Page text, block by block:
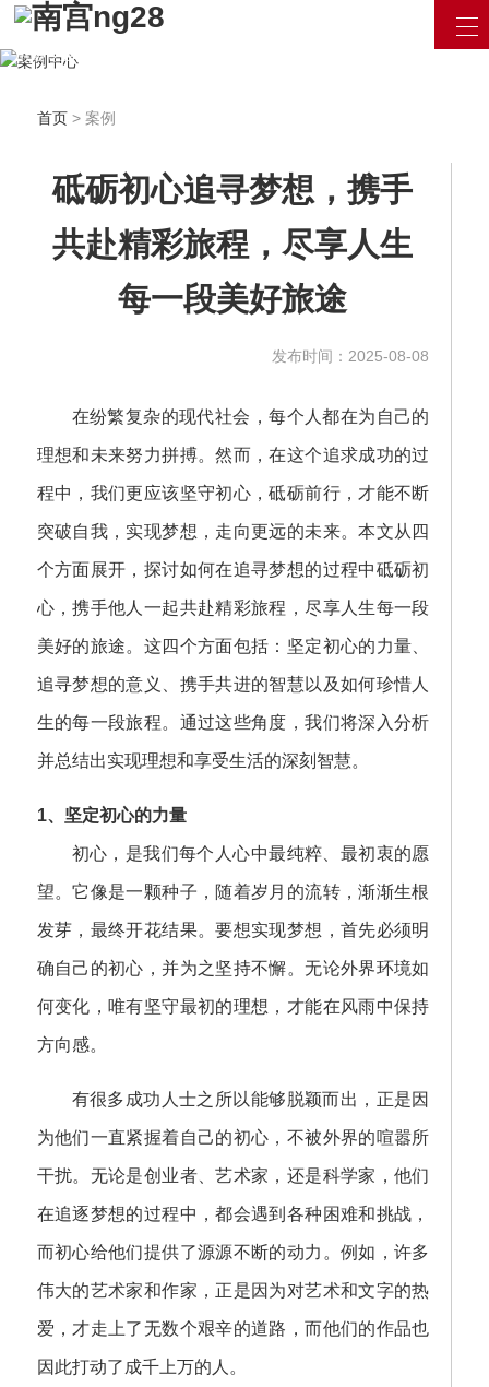
汇聚最新资讯 / 产品信息
用最专业的眼光看待互联网
首页> 案例
砥砺初心追寻梦想，携手
共赴精彩旅程，尽享人生
每一段美好旅途
发布时间：2025-08-08
在纷繁复杂的现代社会，每个人都在为自己的
理想和未来努力拼搏。然而，在这个追求成功的过
程中，我们更应该坚守初心，砥砺前行，才能不断
突破自我，实现梦想，走向更远的未来。本文从四
个方面展开，探讨如何在追寻梦想的过程中砥砺初
心，携手他人一起共赴精彩旅程，尽享人生每一段
美好的旅途。这四个方面包括：坚定初心的力量、
追寻梦想的意义、携手共进的智慧以及如何珍惜人
生的每一段旅程。通过这些角度，我们将深入分析
并总结出实现理想和享受生活的深刻智慧。
1、坚定初心的力量
初心，是我们每个人心中最纯粹、最初衷的愿
望。它像是一颗种子，随着岁月的流转，渐渐生根
发芽，最终开花结果。要想实现梦想，首先必须明
确自己的初心，并为之坚持不懈。无论外界环境如
何变化，唯有坚守最初的理想，才能在风雨中保持
方向感。
有很多成功人士之所以能够脱颖而出，正是因
为他们一直紧握着自己的初心，不被外界的喧嚣所
干扰。无论是创业者、艺术家，还是科学家，他们
在追逐梦想的过程中，都会遇到各种困难和挑战，
而初心给他们提供了源源不断的动力。例如，许多
伟大的艺术家和作家，正是因为对艺术和文字的热
爱，才走上了无数个艰辛的道路，而他们的作品也
因此打动了成千上万的人。